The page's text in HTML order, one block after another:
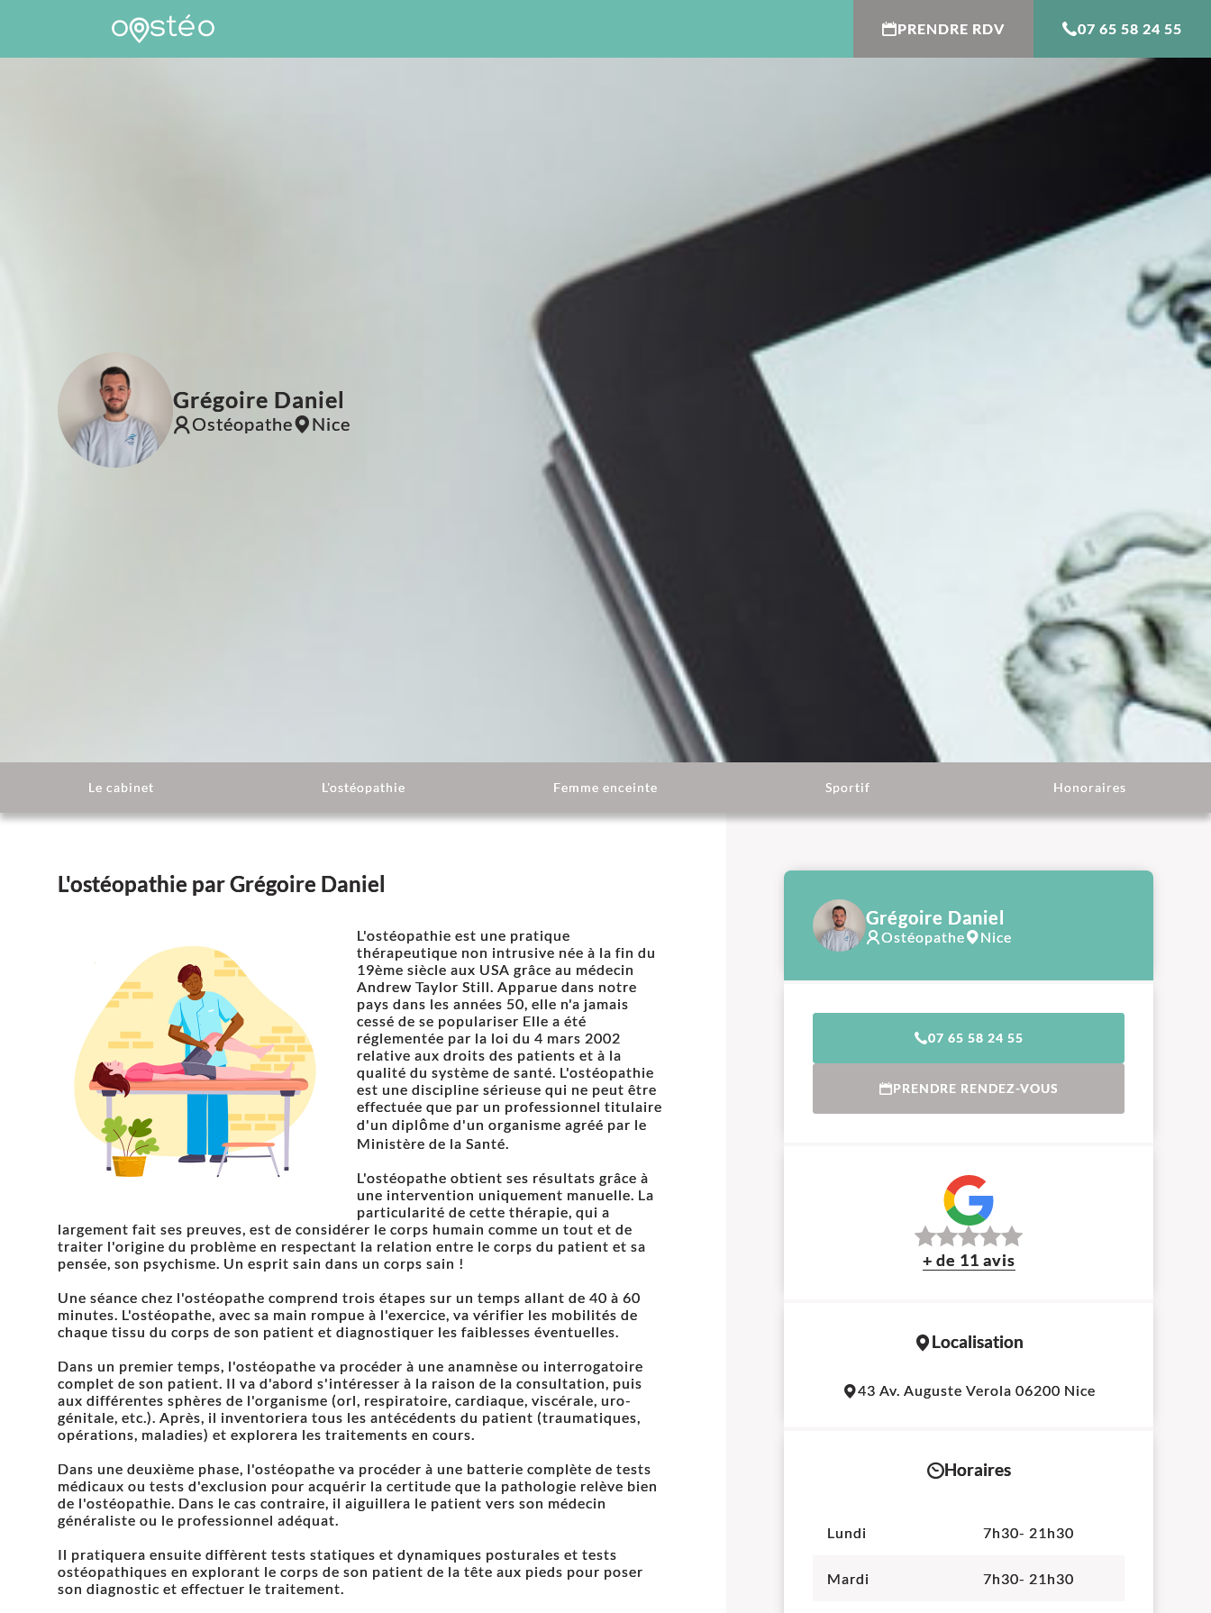
PRENDRE RDV 07 65 58 24 55
Grégoire Daniel
Ostéopathe Nice
Le cabinet L'ostéopathie Femme enceinte Sportif Honoraires
L'ostéopathie par Grégoire Daniel
L'ostéopathie est une pratique
thérapeutique non intrusive née à la fin du
19ème siècle aux USA grâce au médecin
Andrew Taylor Still. Apparue dans notre
pays dans les années 50, elle n'a jamais
cessé de se populariser Elle a été
réglementée par la loi du 4 mars 2002
relative aux droits des patients et à la
qualité du système de santé. L'ostéopathie
est une discipline sérieuse qui ne peut être
effectuée que par un professionnel titulaire
d'un diplôme d'un organisme agréé par le
Ministère de la Santé.
L'ostéopathe obtient ses résultats grâce à
une intervention uniquement manuelle. La
particularité de cette thérapie, qui a
largement fait ses preuves, est de considérer le corps humain comme un tout et de
traiter l'origine du problème en respectant la relation entre le corps du patient et sa
pensée, son psychisme. Un esprit sain dans un corps sain !
Une séance chez l'ostéopathe comprend trois étapes sur un temps allant de 40 à 60
minutes. L'ostéopathe, avec sa main rompue à l'exercice, va vérifier les mobilités de
chaque tissu du corps de son patient et diagnostiquer les faiblesses éventuelles.
Dans un premier temps, l'ostéopathe va procéder à une anamnèse ou interrogatoire
complet de son patient. Il va d'abord s'intéresser à la raison de la consultation, puis
aux différentes sphères de l'organisme (orl, respiratoire, cardiaque, viscérale, uro-
génitale, etc.). Après, il inventoriera tous les antécédents du patient (traumatiques,
opérations, maladies) et explorera les traitements en cours.
Dans une deuxième phase, l'ostéopathe va procéder à une batterie complète de tests
médicaux ou tests d'exclusion pour acquérir la certitude que la pathologie relève bien
de l'ostéopathie. Dans le cas contraire, il aiguillera le patient vers son médecin
généraliste ou le professionnel adéquat.
Il pratiquera ensuite diffèrent tests statiques et dynamiques posturales et tests
ostéopathiques en explorant le corps de son patient de la tête aux pieds pour poser
son diagnostic et effectuer le traitement.
Grégoire Daniel
Ostéopathe Nice
07 65 58 24 55
PRENDRE RENDEZ-VOUS
+ de 11 avis
Localisation
43 Av. Auguste Verola 06200 Nice
Horaires
Lundi 7h30- 21h30
Mardi 7h30- 21h30